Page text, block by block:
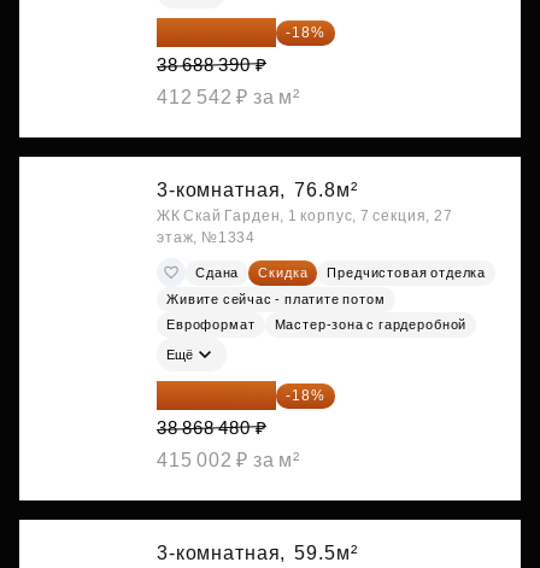
31 724 480 ₽ -18%
38 688 390 ₽
412 542 ₽ за м²
3-комнатная, 76.8м²
ЖК Скай Гарден, 1 корпус, 7 секция, 27
этаж, №1334
Сдана Скидка
Предчистовая отделка
Живите сейчас - платите потом
Евроформат
Мастер-зона с гардеробной
Ещё
31 872 154 ₽ -18%
38 868 480 ₽
415 002 ₽ за м²
3-комнатная, 59.5м²